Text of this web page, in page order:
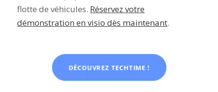
flotte de véhicules. Réservez votre
démonstration en visio dès maintenant.
DÉCOUVREZ TECHTIME !